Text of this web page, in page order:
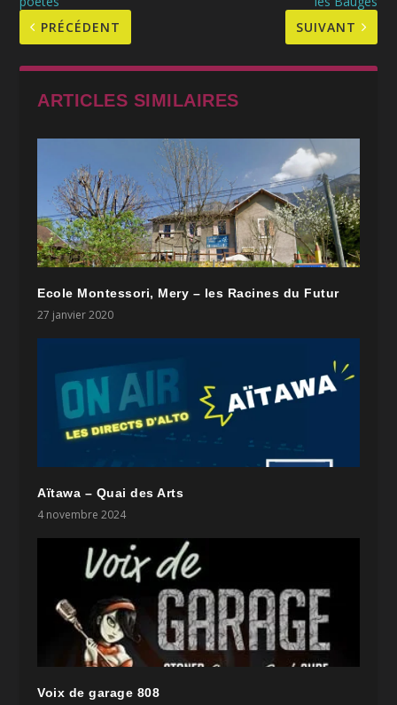
PRÉCÉDENT
SUIVANT
ARTICLES SIMILAIRES
Ecole Montessori, Mery – les Racines du Futur
27 janvier 2020
Aïtawa – Quai des Arts
4 novembre 2024
Voix de garage 808